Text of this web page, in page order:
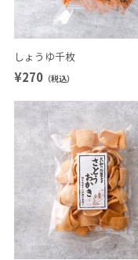
しょうゆ千枚
¥270（税込）